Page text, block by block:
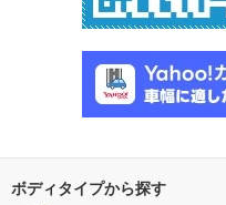
ボディタイプから探す